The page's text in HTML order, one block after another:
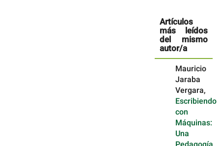
Artículos
más leídos
del mismo
autor/a
Mauricio
Jaraba
Vergara,
Escribiendo
con
Máquinas:
Una